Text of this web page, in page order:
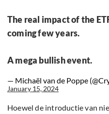
The real impact of the
coming few years.
A mega bullish event.
— Michaël van de Poppe
January 15, 2024
Hoewel de introductie van